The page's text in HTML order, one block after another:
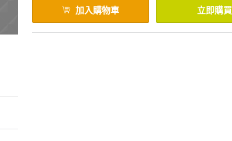
加入購物車 立即購買